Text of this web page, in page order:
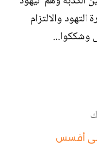
والالتزام
وشككوا...
أفسس